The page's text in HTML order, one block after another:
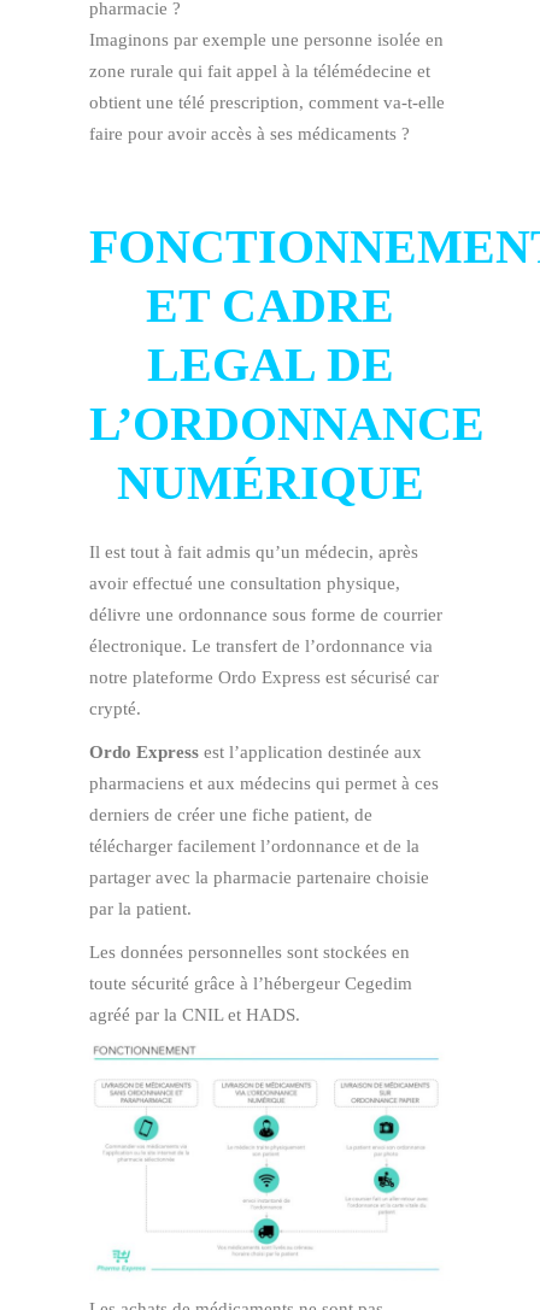
pharmacie ?
Imaginons par exemple une personne isolée en
zone rurale qui fait appel à la télémédecine et
obtient une télé prescription, comment va-t-elle
faire pour avoir accès à ses médicaments ?
ET CADRE
LEGAL DE
L’ORDONNANCE
NUMÉRIQUE
Il est tout à fait admis qu’un médecin, après
avoir effectué une consultation physique,
délivre une ordonnance sous forme de courrier
électronique. Le transfert de l’ordonnance via
notre plateforme Ordo Express est sécurisé car
crypté.
Ordo Express est l’application destinée aux
pharmaciens et aux médecins qui permet à ces
derniers de créer une fiche patient, de
télécharger facilement l’ordonnance et de la
partager avec la pharmacie partenaire choisie
par la patient.
Les données personnelles sont stockées en
toute sécurité grâce à l’hébergeur Cegedim
agréé par la CNIL et HADS.